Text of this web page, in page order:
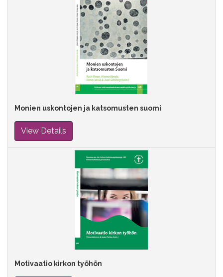
Monien uskontojen ja katsomusten suomi
View Details
Motivaatio kirkon työhön